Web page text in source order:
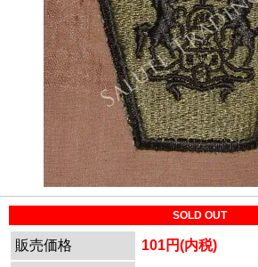
SOLD OUT
販売価格
101円(内税)